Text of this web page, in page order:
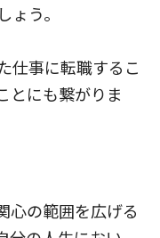
う。
仕事に転職するこ
とにも繋がりま
心の範囲を広げる